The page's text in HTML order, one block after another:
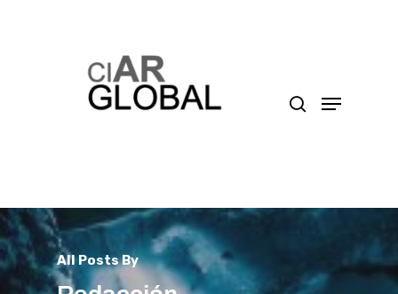
Presione enter para buscar o ESC para cerrar
All Posts By